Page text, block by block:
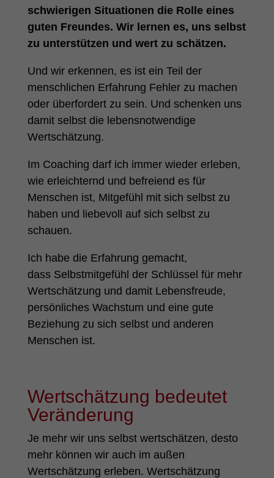
schwierigen Situationen die Rolle eines
guten Freundes. Wir lernen es, uns selbst
zu unterstützen und wert zu schätzen.
Und wir erkennen, es ist ein Teil der
menschlichen Erfahrung Fehler zu machen
oder überfordert zu sein. Und schenken uns
damit selbst die lebensnotwendige
Wertschätzung.
Im Coaching darf ich immer wieder erleben,
wie erleichternd und befreiend es für
Menschen ist, Mitgefühl mit sich selbst zu
haben und liebevoll auf sich selbst zu
schauen.
Ich habe die Erfahrung gemacht,
dass Selbstmitgefühl der Schlüssel für mehr
Wertschätzung und damit Lebensfreude,
persönliches Wachstum und eine gute
Beziehung zu sich selbst und anderen
Menschen ist.
Wertschätzung bedeutet
Veränderung
Je mehr wir uns selbst wertschätzen, desto
mehr können wir auch im außen
Wertschätzung erleben. Wertschätzung